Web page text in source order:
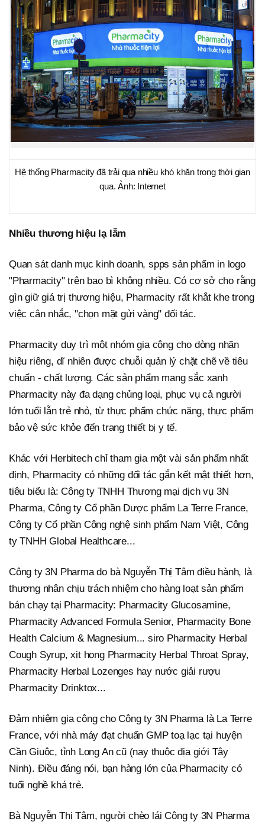
Hệ thống Pharmacity đã trải qua nhiều khó khăn trong thời gian
qua. Ảnh: Internet
Nhiều thương hiệu lạ lẫm
Quan sát danh mục kinh doanh, spps sản phẩm in logo
"Pharmacity" trên bao bì không nhiều. Có cơ sở cho rằng
gìn giữ giá trị thương hiệu, Pharmacity rất khắt khe trong
việc cân nhắc, "chọn mặt gửi vàng" đối tác.
Pharmacity duy trì một nhóm gia công cho dòng nhãn
hiệu riêng, dĩ nhiên được chuỗi quản lý chặt chẽ về tiêu
chuẩn - chất lượng. Các sản phẩm mang sắc xanh
Pharmacity này đa dạng chủng loại, phục vụ cả người
lớn tuổi lẫn trẻ nhỏ, từ thực phẩm chức năng, thực phẩm
bảo vệ sức khỏe đến trang thiết bị y tế.
Khác với Herbitech chỉ tham gia một vài sản phẩm nhất
định, Pharmacity có những đối tác gắn kết mật thiết hơn,
tiêu biểu là: Công ty TNHH Thương mại dịch vụ 3N
Pharma, Công ty Cổ phần Dược phẩm La Terre France,
Công ty Cổ phần Công nghệ sinh phẩm Nam Việt, Công
ty TNHH Global Healthcare...
Công ty 3N Pharma do bà Nguyễn Thị Tâm điều hành, là
thương nhân chịu trách nhiệm cho hàng loạt sản phẩm
bán chạy tại Pharmacity: Pharmacity Glucosamine,
Pharmacity Advanced Formula Senior, Pharmacity Bone
Health Calcium & Magnesium... siro Pharmacity Herbal
Cough Syrup, xịt họng Pharmacity Herbal Throat Spray,
Pharmacity Herbal Lozenges hay nước giải rượu
Pharmacity Drinktox...
Đảm nhiệm gia công cho Công ty 3N Pharma là La Terre
France, với nhà máy đạt chuẩn GMP toạ lạc tại huyện
Cần Giuộc, tỉnh Long An cũ (nay thuộc địa giới Tây
Ninh). Điều đáng nói, bạn hàng lớn của Pharmacity có
tuổi nghề khá trẻ.
Bà Nguyễn Thị Tâm, người chèo lái Công ty 3N Pharma